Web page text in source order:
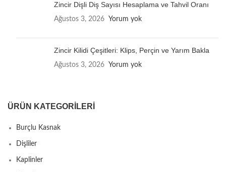
Zincir Dişli Diş Sayısı Hesaplama ve Tahvil Oranı
Ağustos 3, 2026 Yorum yok
Zincir Kilidi Çeşitleri: Klips, Perçin ve Yarım Bakla
Ağustos 3, 2026 Yorum yok
ÜRÜN KATEGORILERI
Burçlu Kasnak
Dişliler
Kaplinler